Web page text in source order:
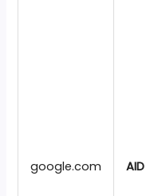
google.com AID